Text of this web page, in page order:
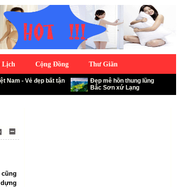
Lịch Cộng Đồng Thư Giãn
Nam - Vẻ đẹp bất tận
Đẹp mê hồn thung lũng
Bắc Sơn xứ Lạng